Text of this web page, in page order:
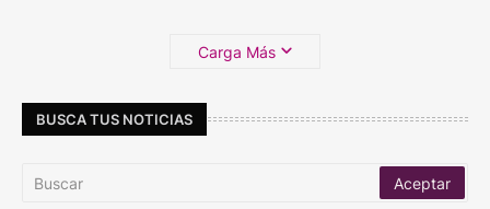
Carga Más
BUSCA TUS NOTICIAS